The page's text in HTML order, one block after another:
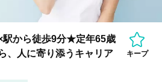
駅から徒歩9分★定年65歳
、人に寄り添うキャリア
キープ